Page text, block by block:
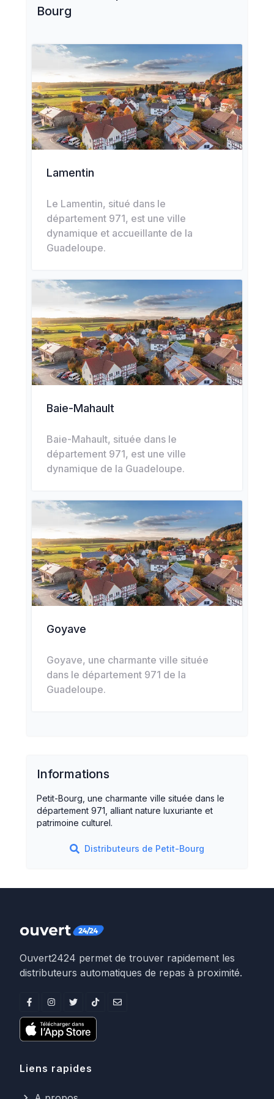
Bourg
Lamentin
Le Lamentin, situé dans le
département 971, est une ville
dynamique et accueillante de la
Guadeloupe.
Baie-Mahault
Baie-Mahault, située dans le
département 971, est une ville
dynamique de la Guadeloupe.
Goyave
Goyave, une charmante ville située
dans le département 971 de la
Guadeloupe.
Informations
Petit-Bourg, une charmante ville située dans le
département 971, alliant nature luxuriante et
patrimoine culturel.
Distributeurs de Petit-Bourg
Ouvert2424 permet de trouver rapidement les
distributeurs automatiques de repas à proximité.
Liens rapides